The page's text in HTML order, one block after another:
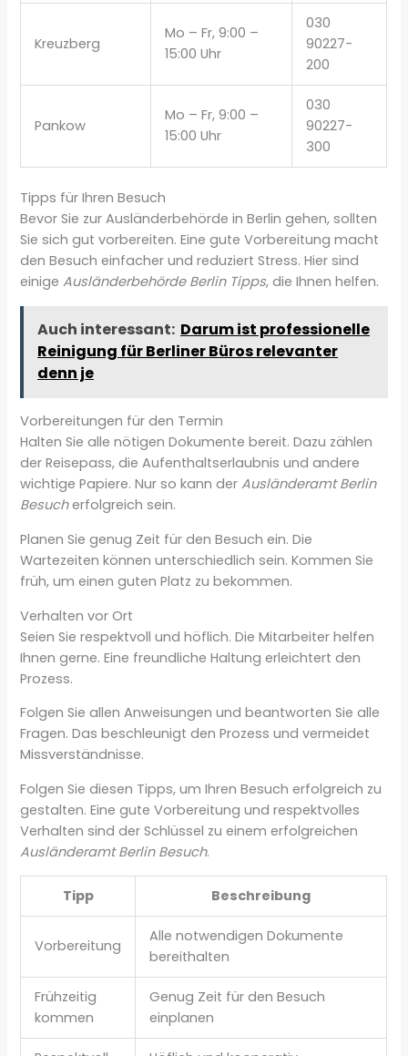
Kreuzberg
Mo – Fr, 9:00 –
15:00 Uhr
030
90227-
200
Pankow
Mo – Fr, 9:00 –
15:00 Uhr
030
90227-
300
Tipps für Ihren Besuch
Bevor Sie zur Ausländerbehörde in Berlin gehen, sollten
Sie sich gut vorbereiten. Eine gute Vorbereitung macht
den Besuch einfacher und reduziert Stress. Hier sind
einigeAusländerbehörde Berlin Tipps, die Ihnen helfen.
Auch interessant: Darum ist professionelle
Reinigung für Berliner Büros relevanter
denn je
Vorbereitungen für den Termin
Halten Sie alle nötigen Dokumente bereit. Dazu zählen
der Reisepass, die Aufenthaltserlaubnis und andere
wichtige Papiere. Nur so kann derAusländeramt Berlin
Besucherfolgreich sein.
Planen Sie genug Zeit für den Besuch ein. Die
Wartezeiten können unterschiedlich sein. Kommen Sie
früh, um einen guten Platz zu bekommen.
Verhalten vor Ort
Seien Sie respektvoll und höflich. Die Mitarbeiter helfen
Ihnen gerne. Eine freundliche Haltung erleichtert den
Prozess.
Folgen Sie allen Anweisungen und beantworten Sie alle
Fragen. Das beschleunigt den Prozess und vermeidet
Missverständnisse.
Folgen Sie diesen Tipps, um Ihren Besuch erfolgreich zu
gestalten. Eine gute Vorbereitung und respektvolles
Verhalten sind der Schlüssel zu einem erfolgreichen
Ausländeramt Berlin Besuch.
Tipp Beschreibung
Vorbereitung
Alle notwendigen Dokumente
bereithalten
Frühzeitig
kommen
Genug Zeit für den Besuch
einplanen